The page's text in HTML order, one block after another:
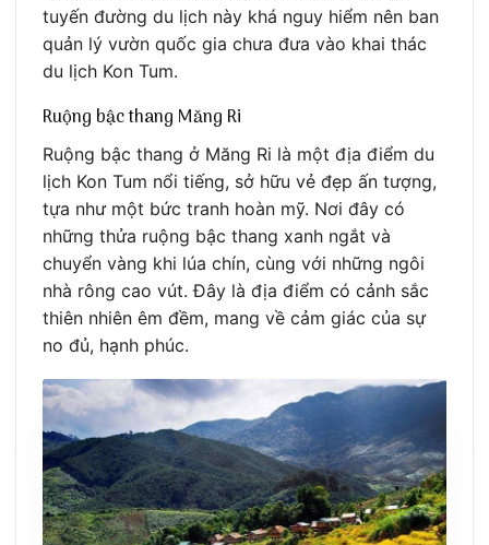
tuyến đường du lịch này khá nguy hiểm nên ban
quản lý vườn quốc gia chưa đưa vào khai thác
du lịch Kon Tum.
Ruộng bậc thang Măng Ri
Ruộng bậc thang ở Măng Ri là một địa điểm du
lịch Kon Tum nổi tiếng, sở hữu vẻ đẹp ấn tượng,
tựa như một bức tranh hoàn mỹ. Nơi đây có
những thửa ruộng bậc thang xanh ngắt và
chuyển vàng khi lúa chín, cùng với những ngôi
nhà rông cao vút. Đây là địa điểm có cảnh sắc
thiên nhiên êm đềm, mang về cảm giác của sự
no đủ, hạnh phúc.